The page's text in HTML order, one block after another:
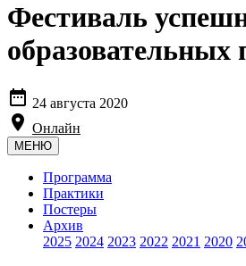
Фестиваль
образовательных
 24 августа 2020
 Онлайн
МЕНЮ
Программа
Практики
Постеры
Архив
2025 2024 2023 2022 2021 2020